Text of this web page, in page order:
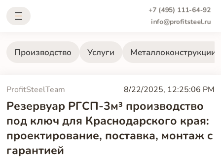
+7 (495) 111-64-92
info@profitsteel.ru
Производство Услуги Металлоконструкции
ProfitSteelTeam 8/22/2025, 12:25:06 PM
Резервуар РГСП-3м³ производство
под ключ для Краснодарского края:
проектирование, поставка, монтаж с
гарантией